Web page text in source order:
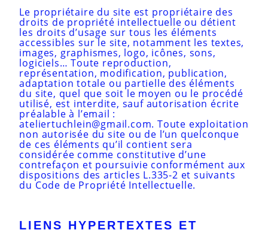
Le propriétaire du site est propriétaire des
droits de propriété intellectuelle ou détient
les droits d’usage sur tous les éléments
accessibles sur le site, notamment les textes,
images, graphismes, logo, icônes, sons,
logiciels… Toute reproduction,
représentation, modification, publication,
adaptation totale ou partielle des éléments
du site, quel que soit le moyen ou le procédé
utilisé, est interdite, sauf autorisation écrite
préalable à l’email :
ateliertuchlein@gmail.com. Toute exploitation
non autorisée du site ou de l’un quelconque
de ces éléments qu’il contient sera
considérée comme constitutive d’une
contrefaçon et poursuivie conformément aux
dispositions des articles L.335-2 et suivants
du Code de Propriété Intellectuelle.
LIENS HYPERTEXTES ET